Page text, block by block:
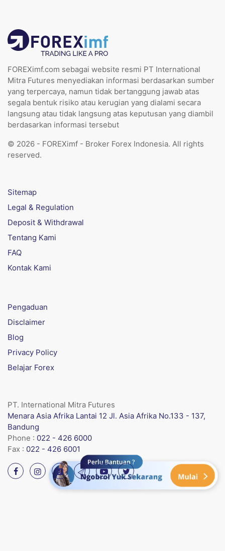
FOREXimf.com sebagai website resmi PT International
Mitra Futures menyediakan informasi berdasarkan sumber
yang terpercaya, namun tidak bertanggung jawab atas
segala bentuk risiko atau kerugian yang dialami secara
langsung atau tidak langsung atas keputusan yang diambil
berdasarkan informasi tersebut
© 2026 - FOREXimf - Broker Forex Indonesia. All rights
reserved.
Sitemap
Legal & Regulation
Deposit & Withdrawal
Tentang Kami
FAQ
Kontak Kami
Pengaduan
Disclaimer
Blog
Privacy Policy
Belajar Forex
PT. International Mitra Futures
Menara Asia Afrika Lantai 12 Jl. Asia Afrika No.133 - 137,
Bandung
Phone : 022 - 426 6000
Fax : 022 - 426 6001